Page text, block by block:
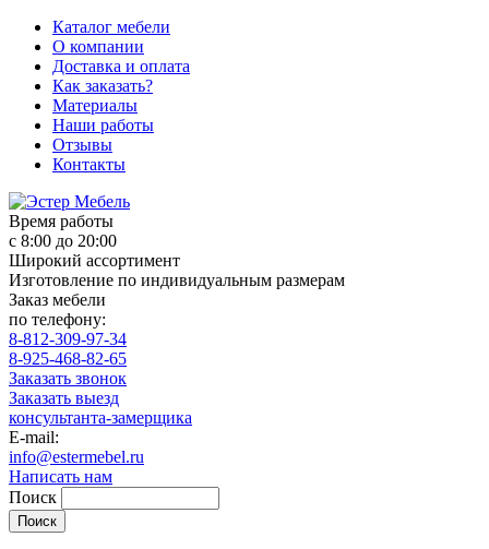
Каталог мебели
О компании
Доставка и оплата
Как заказать?
Материалы
Наши работы
Отзывы
Контакты
Время работы
с 8:00 до 20:00
Широкий ассортимент
Изготовление по индивидуальным размерам
Заказ мебели
по телефону:
8-812-309-97-34
8-925-468-82-65
Заказать звонок
Заказать выезд
консультанта-замерщика
E-mail:
info@estermebel.ru
Написать нам
Поиск